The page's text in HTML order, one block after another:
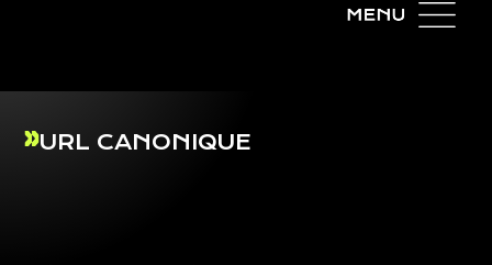
URL CANONIQUE